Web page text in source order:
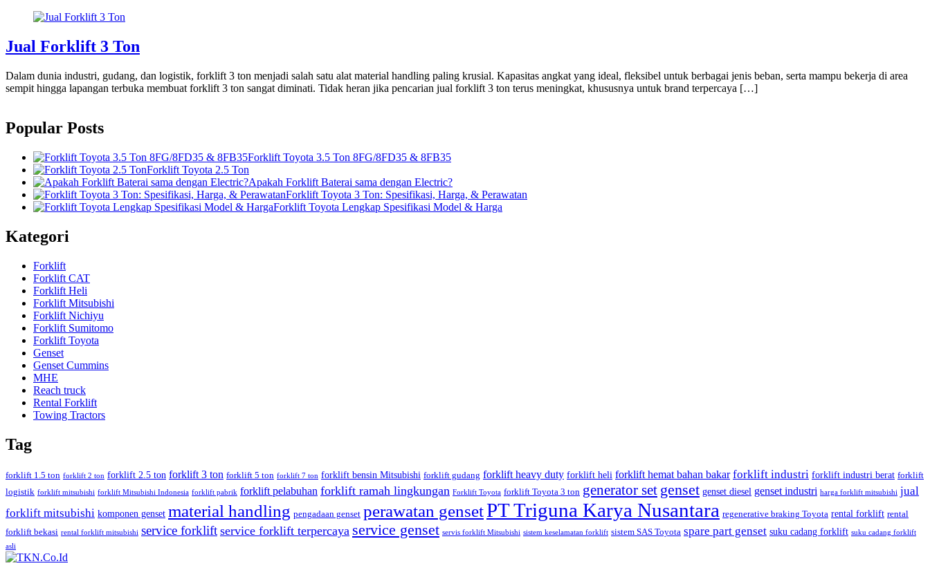
Jual Forklift 3 Ton
Dalam dunia industri, gudang, dan logistik, forklift 3 ton menjadi salah satu alat material handling paling krusial. Kapasitas angkat yang ideal, fleksibel untuk berbagai jenis beban, serta mampu bekerja di area
sempit hingga lapangan terbuka membuat forklift 3 ton sangat diminati. Tidak heran jika pencarian jual forklift 3 ton terus meningkat, khususnya untuk brand terpercaya […]
Popular Posts
Forklift Toyota 3.5 Ton 8FG/8FD35 & 8FB35
Forklift Toyota 2.5 Ton
Apakah Forklift Baterai sama dengan Electric?
Forklift Toyota 3 Ton: Spesifikasi, Harga, & Perawatan
Forklift Toyota Lengkap Spesifikasi Model & Harga
Kategori
Forklift
Forklift CAT
Forklift Heli
Forklift Mitsubishi
Forklift Nichiyu
Forklift Sumitomo
Forklift Toyota
Genset
Genset Cummins
MHE
Reach truck
Rental Forklift
Towing Tractors
Tag
forklift 1.5 ton forklift 2 ton forklift 2.5 ton forklift 3 ton forklift 5 ton forklift 7 ton forklift bensin Mitsubishi forklift gudang forklift heavy duty forklift heli forklift hemat bahan bakar forklift industri forklift industri berat forklift
logistik forklift mitsubishi forklift Mitsubishi Indonesia forklift pabrik forklift pelabuhan forklift ramah lingkungan Forklift Toyota forklift Toyota 3 ton generator set genset genset diesel genset industri harga forklift mitsubishi jual
forklift mitsubishi komponen genset material handling pengadaan genset perawatan gensetPT Triguna Karya Nusantara regenerative braking Toyota rental forklift rental
forklift bekasi rental forklift mitsubishi service forklift service forklift terpercaya service genset servis forklift Mitsubishi sistem keselamatan forklift sistem SAS Toyota spare part genset suku cadang forklift suku cadang forklift
asli